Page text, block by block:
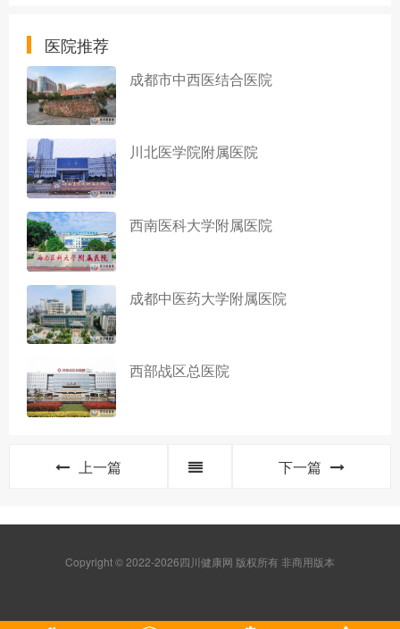
医院推荐
成都市中西医结合医院
川北医学院附属医院
西南医科大学附属医院
成都中医药大学附属医院
西部战区总医院
上一篇 下一篇
Copyright © 2022-2026四川健康网 版权所有 非商用版本